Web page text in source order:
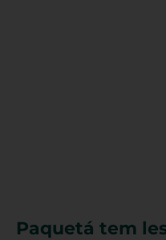
Paquetá tem